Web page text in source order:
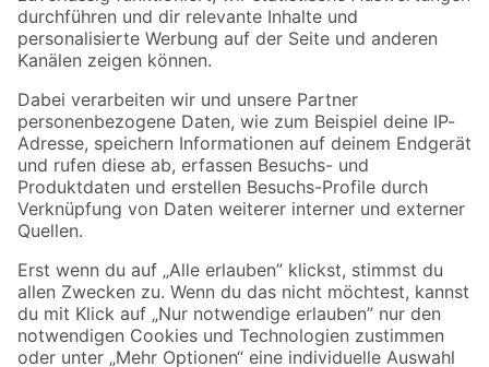
Folge uns
Zahlungsarten Versandarten
Sicher einkaufen
Jetzt die toom-App herunterladen